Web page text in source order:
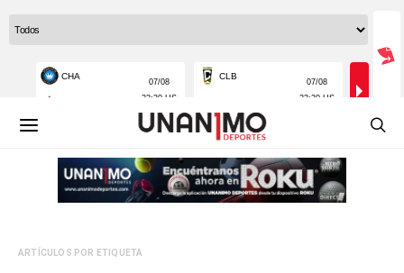
ARTÍCULOS POR ETIQUETA